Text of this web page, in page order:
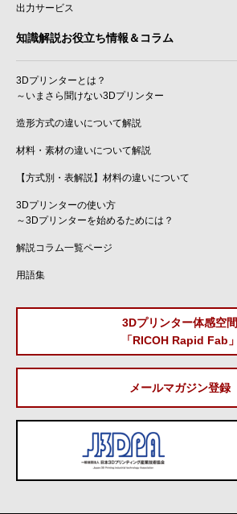
出力サービス
知識解説お役立ち情報＆コラム
3Dプリンターとは？
～いまさら聞けない3Dプリンター
造形方式の違いについて解説
材料・素材の違いについて解説
【方式別・表解説】材料の違いについて
3Dプリンターの使い方
～3Dプリンターを始めるためには？
解説コラム一覧ページ
用語集
3Dプリンター体感空間
「RICOH Rapid Fab」
メールマガジン登録